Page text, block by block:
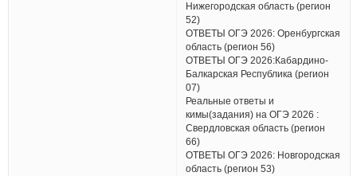
Нижегородская область (регион
52)
ОТВЕТЫ ОГЭ 2026: Оренбургская
область (регион 56)
ОТВЕТЫ ОГЭ 2026:Кабардино-
Балкарская Республика (регион
07)
Реальные ответы и
кимы(задания) на ОГЭ 2026 :
Свердловская область (регион
66)
ОТВЕТЫ ОГЭ 2026: Новгородская
область (регион 53)